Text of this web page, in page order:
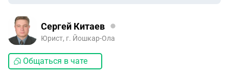
Сергей Китаев
Юрист, г. Йошкар-Ола
Общаться в чате